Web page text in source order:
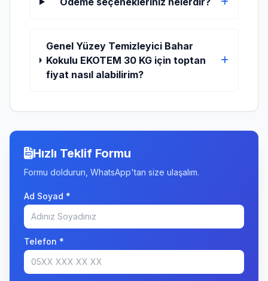
Genel Yüzey Temizleyici Bahar
Kokulu EKOTEM 30 KG için toptan
fiyat nasıl alabilirim?
Hızlı Teklif Formu
Formu doldurun, WhatsApp'tan size ulaşalım.
Ad Soyad *
Telefon *